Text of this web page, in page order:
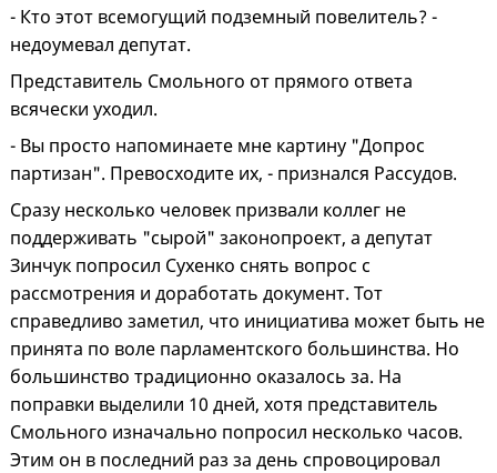
- Кто этот всемогущий подземный повелитель? -
недоумевал депутат.
Представитель Смольного от прямого ответа
всячески уходил.
- Вы просто напоминаете мне картину "Допрос
партизан". Превосходите их, - признался Рассудов.
Сразу несколько человек призвали коллег не
поддерживать "сырой" законопроект, а депутат
Зинчук попросил Сухенко снять вопрос с
рассмотрения и доработать документ. Тот
справедливо заметил, что инициатива может быть не
принята по воле парламентского большинства. Но
большинство традиционно оказалось за. На
поправки выделили 10 дней, хотя представитель
Смольного изначально попросил несколько часов.
Этим он в последний раз за день спровоцировал